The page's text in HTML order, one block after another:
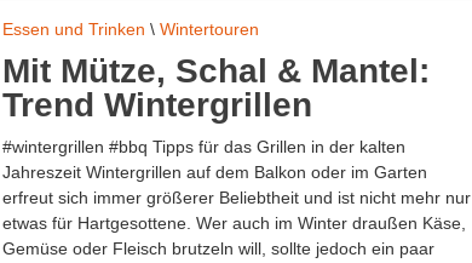
Essen und Trinken \ Wintertouren
Mit Mütze, Schal & Mantel:
Trend Wintergrillen
#wintergrillen #bbq Tipps für das Grillen in der kalten
Jahreszeit Wintergrillen auf dem Balkon oder im Garten
erfreut sich immer größerer Beliebtheit und ist nicht mehr nur
etwas für Hartgesottene. Wer auch im Winter draußen Käse,
Gemüse oder Fleisch brutzeln will, sollte jedoch ein paar